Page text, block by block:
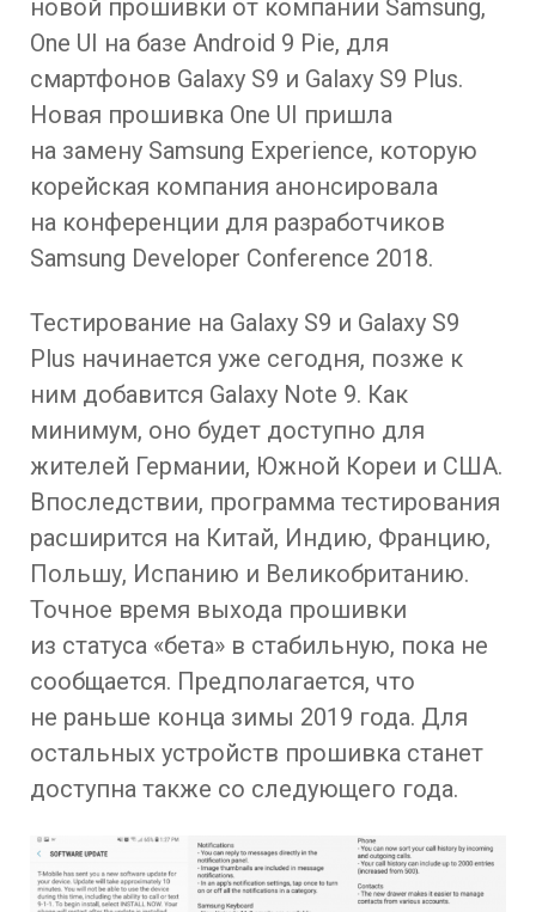
новой прошивки от компании Samsung,
One UI на базе Android 9 Pie, для
смартфонов Galaxy S9 и Galaxy S9 Plus.
Новая прошивка One UI пришла
на замену Samsung Experience, которую
корейская компания анонсировала
на конференции для разработчиков
Samsung Developer Conference 2018.
Тестирование на Galaxy S9 и Galaxy S9
Plus начинается уже сегодня, позже к
ним добавится Galaxy Note 9. Как
минимум, оно будет доступно для
жителей Германии, Южной Кореи и США.
Впоследствии, программа тестирования
расширится на Китай, Индию, Францию,
Польшу, Испанию и Великобританию.
Точное время выхода прошивки
из статуса «бета» в стабильную, пока не
сообщается. Предполагается, что
не раньше конца зимы 2019 года. Для
остальных устройств прошивка станет
доступна также со следующего года.